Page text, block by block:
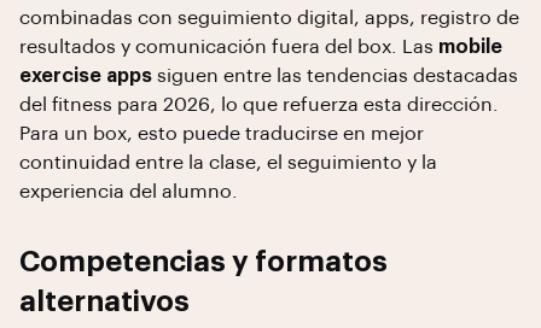
combinadas con seguimiento digital, apps, registro de
resultados y comunicación fuera del box. Las mobile
exercise apps siguen entre las tendencias destacadas
del fitness para 2026, lo que refuerza esta dirección.
Para un box, esto puede traducirse en mejor
continuidad entre la clase, el seguimiento y la
experiencia del alumno.
Competencias y formatos
alternativos